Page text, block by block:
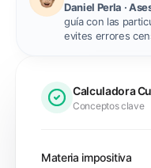
Daniel Perla ·
guía con las
evites errores
Calculadora
Conceptos clave
Materia impositiva